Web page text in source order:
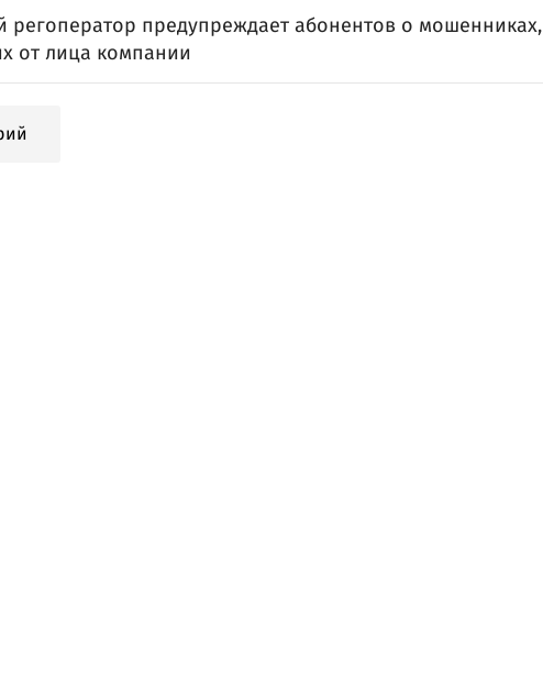
регоператор предупреждает абонентов о мошенниках,
от лица компании